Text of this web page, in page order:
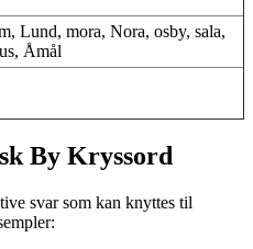
Lund, mora, Nora, osby, sala,
Åmål
By Kryssord
svar som kan knyttes til